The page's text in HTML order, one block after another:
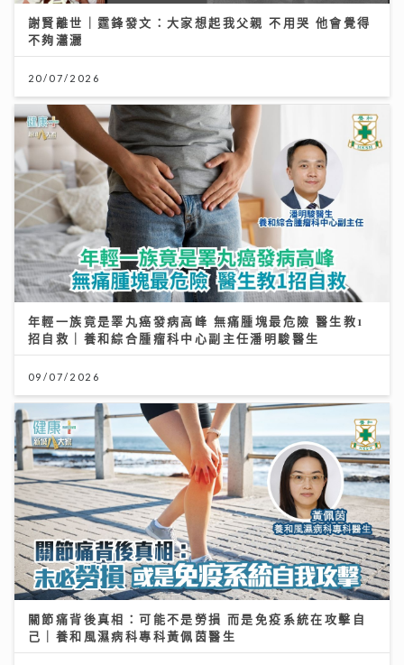
謝賢離世｜霆鋒發文：大家想起我父親 不用哭 他會覺得
不夠瀟灑
20/07/2026
年輕一族竟是睪丸癌發病高峰 無痛腫塊最危險 醫生教1
招自救｜養和綜合腫瘤科中心副主任潘明駿醫生
09/07/2026
關節痛背後真相：可能不是勞損 而是免疫系統在攻擊自
己｜養和風濕病科專科黃佩茵醫生